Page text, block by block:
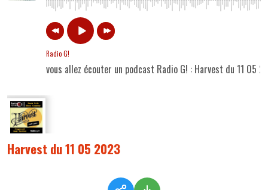
Radio G!
vous allez écouter un podcast Radio G! : Harvest du 11 05
Harvest du 11 05 2023